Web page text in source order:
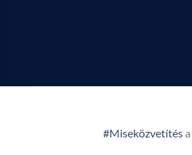
#Miseközvetítésa